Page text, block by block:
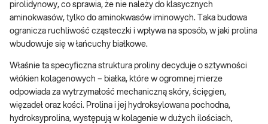
pirolidynowy, co sprawia, że nie należy do klasycznych
aminokwasów, tylko do aminokwasów iminowych. Taka budowa
ogranicza ruchliwość cząsteczki i wpływa na sposób, w jaki prolina
wbudowuje się w łańcuchy białkowe.
Właśnie ta specyficzna struktura proliny decyduje o sztywności
włókien kolagenowych – białka, które w ogromnej mierze
odpowiada za wytrzymałość mechaniczną skóry, ścięgien,
więzadeł oraz kości. Prolina i jej hydroksylowana pochodna,
hydroksyprolina, występują w kolagenie w dużych ilościach,